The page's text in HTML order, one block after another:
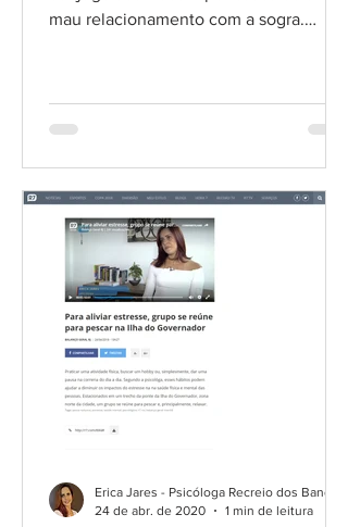
mau relacionamento com a sogra.
24 de abr. de 2020
1 min de leitura